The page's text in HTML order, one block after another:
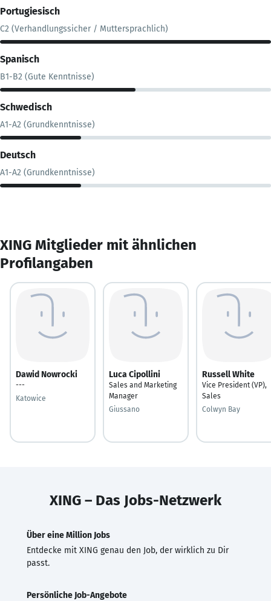
Portugiesisch
C2 (Verhandlungssicher / Muttersprachlich)
Spanisch
B1-B2 (Gute Kenntnisse)
Schwedisch
A1-A2 (Grundkenntnisse)
Deutsch
A1-A2 (Grundkenntnisse)
XING Mitglieder mit ähnlichen
Profilangaben
Dawid Nowrocki
---
Katowice
Luca Cipollini
Sales and Marketing
Manager
Giussano
Russell White
Vice President (VP),
Sales
Colwyn Bay
XING – Das Jobs-Netzwerk
Über eine Million Jobs
Entdecke mit XING genau den Job, der wirklich zu Dir
passt.
Persönliche Job-Angebote